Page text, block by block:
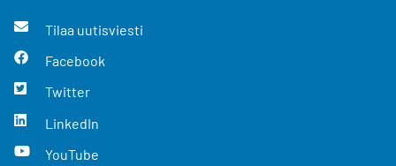
Tilaa uutisviesti
Facebook
Twitter
LinkedIn
YouTube